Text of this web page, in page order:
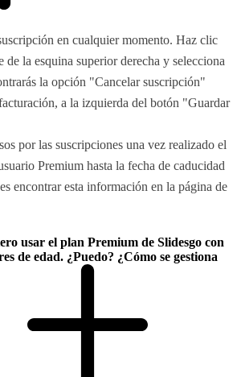
en cualquier momento. Haz clic
de la esquina superior derecha y selecciona
la opción "Cancelar suscripción"
a la izquierda del botón "Guardar
por las suscripciones una vez realizado el
Premium hasta la fecha de caducidad
encontrar esta información en la página de
usar el plan Premium de Slidesgo con
de edad. ¿Puedo? ¿Cómo se gestiona